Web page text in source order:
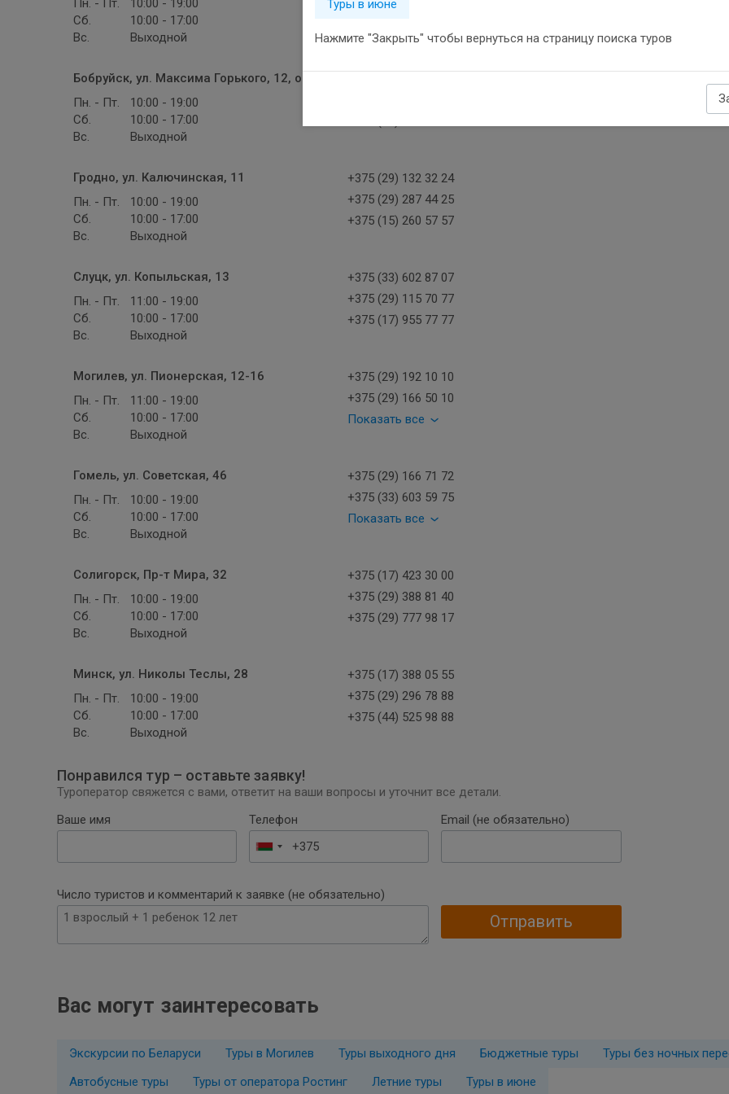
Пн. - Пт.
10:00 - 19:00
Сб.
10:00 - 17:00
Вс.
Выходной
Бобруйск, ул. Максима Горького, 12, оф. 36
Пн. - Пт.
10:00 - 19:00
Сб.
10:00 - 17:00
Вс.
Выходной
Гродно, ул. Калючинская, 11
Пн. - Пт.
10:00 - 19:00
Сб.
10:00 - 17:00
Вс.
Выходной
+375 (29) 132 32 24
+375 (29) 287 44 25
+375 (15) 260 57 57
Слуцк, ул. Копыльская, 13
Пн. - Пт.
11:00 - 19:00
Сб.
10:00 - 17:00
Вс.
Выходной
+375 (33) 602 87 07
+375 (29) 115 70 77
+375 (17) 955 77 77
Могилев, ул. Пионерская, 12-16
Пн. - Пт.
11:00 - 19:00
Сб.
10:00 - 17:00
Вс.
Выходной
+375 (29) 192 10 10
+375 (29) 166 50 10
Показать все
Гомель, ул. Советская, 46
Пн. - Пт.
10:00 - 19:00
Сб.
10:00 - 17:00
Вс.
Выходной
+375 (29) 166 71 72
+375 (33) 603 59 75
Показать все
Солигорск, Пр-т Мира, 32
Пн. - Пт.
10:00 - 19:00
Сб.
10:00 - 17:00
Вс.
Выходной
+375 (17) 423 30 00
+375 (29) 388 81 40
+375 (29) 777 98 17
Минск, ул. Николы Теслы, 28
Пн. - Пт.
10:00 - 19:00
Сб.
10:00 - 17:00
Вс.
Выходной
+375 (17) 388 05 55
+375 (29) 296 78 88
+375 (44) 525 98 88
Понравился тур – оставьте заявку!
Туроператор свяжется с вами, ответит на ваши вопросы и уточнит все детали.
Ваше имя
Телефон
Беларусь
+375
Email (не обязательно)
Число туристов и комментарий к заявке (не обязательно)
Отправить
Вас могут заинтересовать
Экскурсии по Беларуси Туры в Могилев Туры выходного дня Бюджетные туры
Туры без ночных
Автобусные туры
Туры от оператора Ростинг Летние туры Туры в июне
Туры в июне
Нажмите "Закрыть" чтобы вернуться на страницу поиска туров